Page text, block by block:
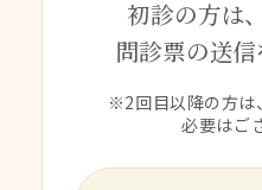
初診の方は
問診票の送
※2回目以降の方は
必要はご